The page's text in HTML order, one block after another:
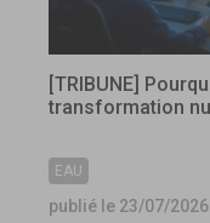
[TRIBUNE]
transformation
EAU
publié le 23/07/2026